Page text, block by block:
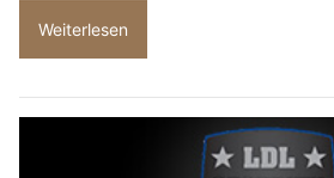
Weiterlesen